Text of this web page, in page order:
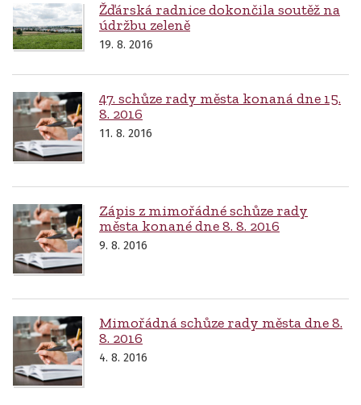
Žďárská radnice dokončila soutěž na
údržbu zeleně
19. 8. 2016
47. schůze rady města konaná dne 15.
8. 2016
11. 8. 2016
Zápis z mimořádné schůze rady
města konané dne 8. 8. 2016
9. 8. 2016
Mimořádná schůze rady města dne 8.
8. 2016
4. 8. 2016